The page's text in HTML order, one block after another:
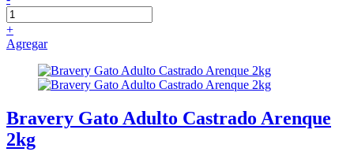
+
Agregar
Bravery Gato Adulto Castrado Arenque
2kg